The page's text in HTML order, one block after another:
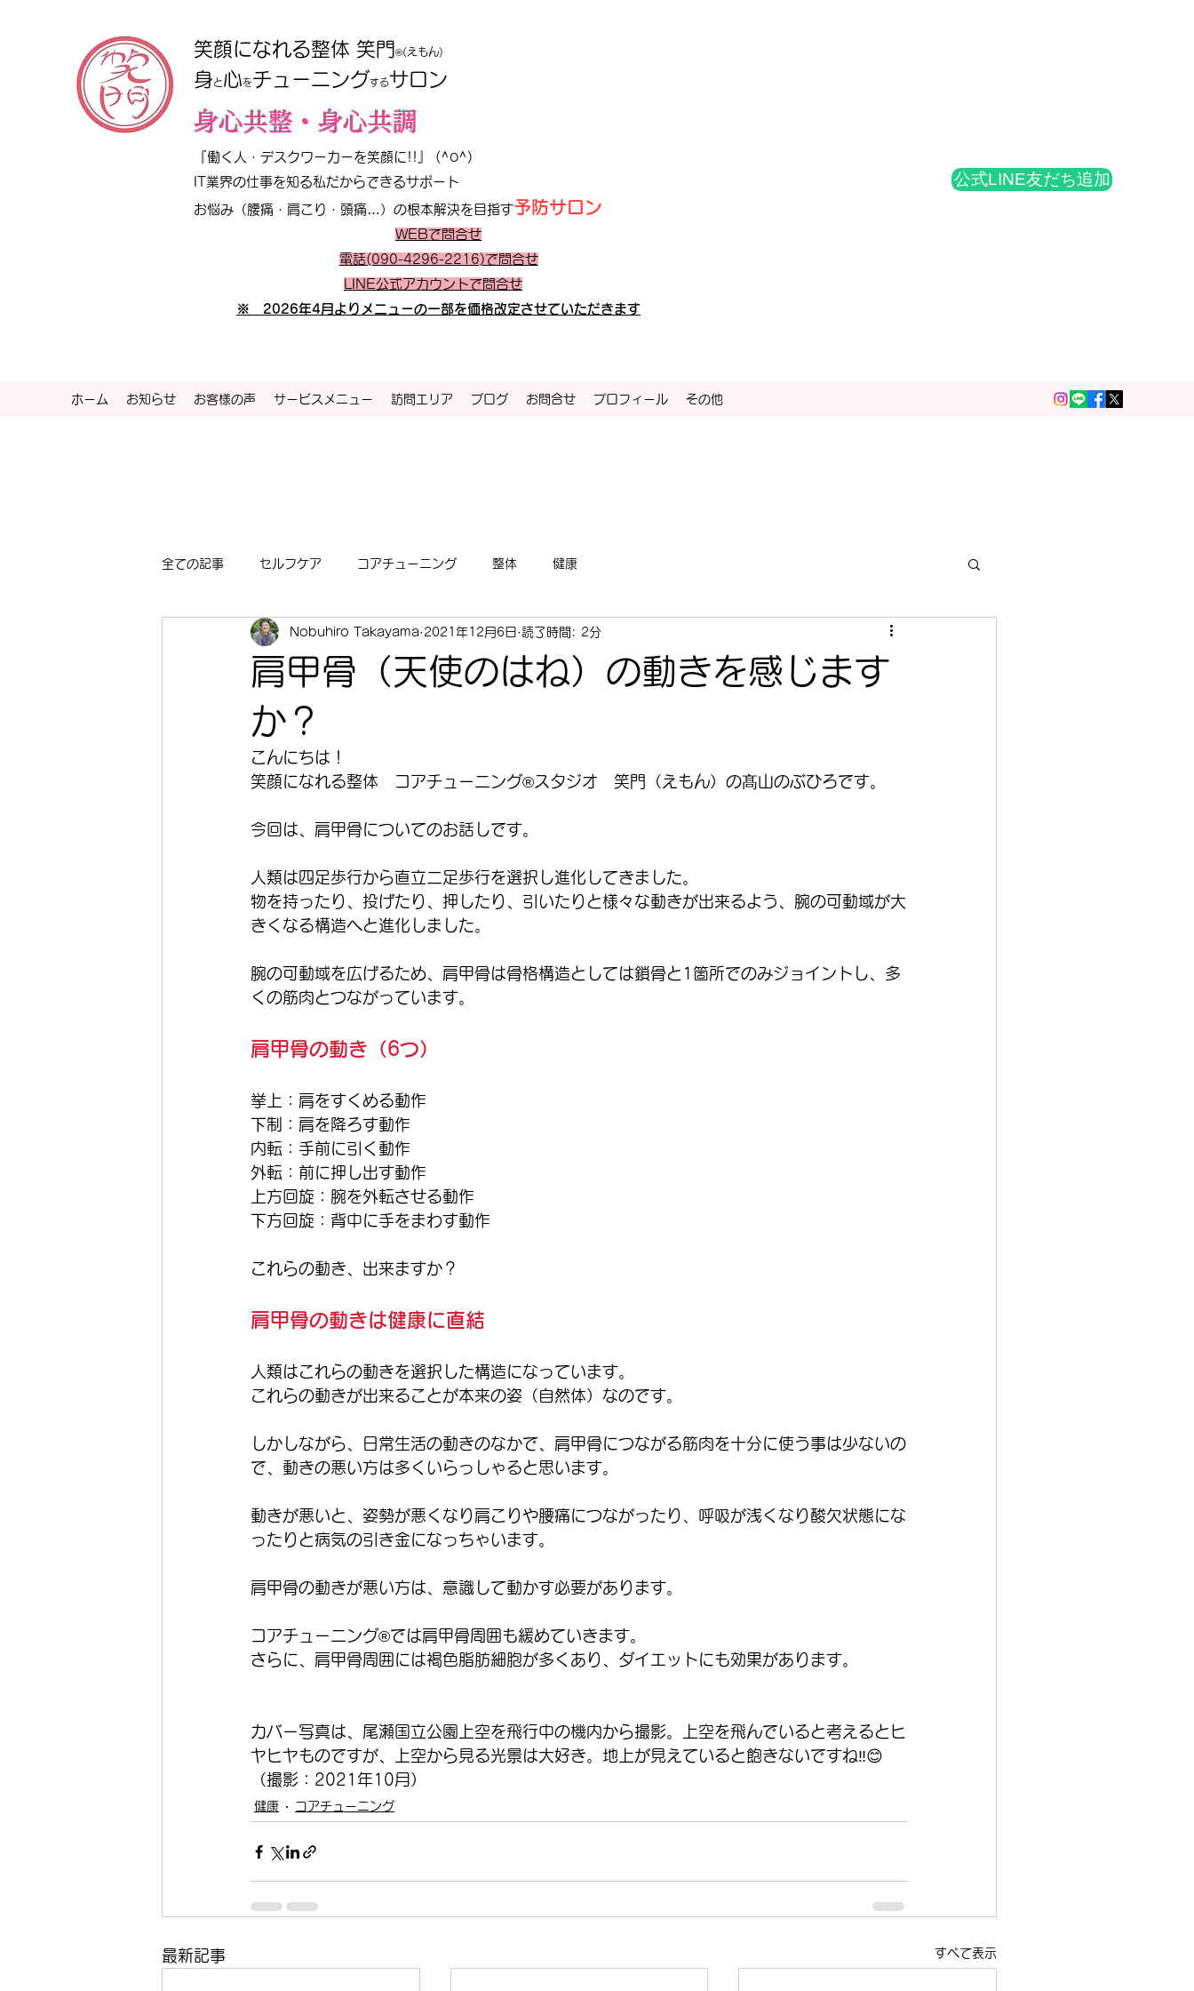
笑顔になれる整体 笑門 ®(えもん)
​​身と心をチューニングするサロン
​身心共整・身心共調
『働く人・デスクワーカーを笑顔に!!』 (^o^)
IT業界の仕事を知る私だからできるサポート
お悩み（腰痛・肩こり・頭痛…）の根本解決を目指す予防サロン
WEBで問合せ
電話(090-4296-2216)で問合せ
LINE公式アカウントで問合せ
※ 2026年4月よりメニューの一部を価格改定させていただきます
公式LINE友だち追加
ホーム お知らせ お客様の声 サービスメニュー 訪問エリア ブログ お問合せ プロフィール その他
全ての記事 セルフケア コアチューニング 整体 健康
肩甲骨（天使のはね）の動きを感じます
か？
Nobuhiro Takayama 2021年12月6日 読了時間: 2分
こんにちは！
笑顔になれる整体　コアチューニング®スタジオ　笑門（えもん）の髙山のぶひろです。
今回は、肩甲骨についてのお話しです。
人類は四足歩行から直立二足歩行を選択し進化してきました。
物を持ったり、投げたり、押したり、引いたりと様々な動きが出来るよう、腕の可動域が大
きくなる構造へと進化しました。
腕の可動域を広げるため、肩甲骨は骨格構造としては鎖骨と1箇所でのみジョイントし、多
くの筋肉とつながっています。
肩甲骨の動き（6つ）
挙上：肩をすくめる動作
下制：肩を降ろす動作
内転：手前に引く動作
外転：前に押し出す動作
上方回旋：腕を外転させる動作
下方回旋：背中に手をまわす動作
これらの動き、出来ますか？
肩甲骨の動きは健康に直結
人類はこれらの動きを選択した構造になっています。
これらの動きが出来ることが本来の姿（自然体）なのです。
しかしながら、日常生活の動きのなかで、肩甲骨につながる筋肉を十分に使う事は少ないの
で、動きの悪い方は多くいらっしゃると思います。
動きが悪いと、姿勢が悪くなり肩こりや腰痛につながったり、呼吸が浅くなり酸欠状態にな
ったりと病気の引き金になっちゃいます。
肩甲骨の動きが悪い方は、意識して動かす必要があります。
コアチューニング®では肩甲骨周囲も緩めていきます。
さらに、肩甲骨周囲には褐色脂肪細胞が多くあり、ダイエットにも効果があります。
カバー写真は、尾瀬国立公園上空を飛行中の機内から撮影。上空を飛んでいると考えるとヒ
ヤヒヤものですが、上空から見る光景は大好き。地上が見えていると飽きないですね‼️😊
（撮影：2021年10月）
健康 コアチューニング
最新記事 すべて表示